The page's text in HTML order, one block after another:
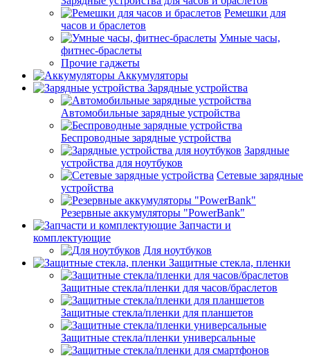
Ремешки для
часов и браслетов
Умные часы,
фитнес-браслеты
Прочие гаджеты
Аккумуляторы
Зарядные устройства
Автомобильные зарядные устройства
Беспроводные зарядные устройства
Зарядные
устройства для ноутбуков
Сетевые зарядные
устройства
Резервные аккумуляторы "PowerBank"
Запчасти и
комплектующие
Для ноутбуков
Защитные стекла, пленки
Защитные стекла/пленки для часов/браслетов
Защитные стекла/пленки для планшетов
Защитные стекла/пленки универсальные